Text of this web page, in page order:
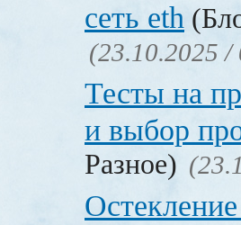
сеть eth
(23.10.2025 /
Тесты на
и выбор
Разное)